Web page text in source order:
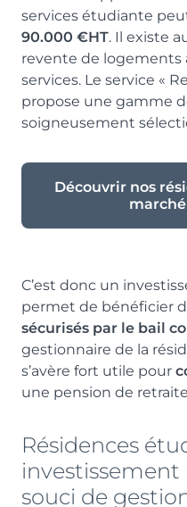
services étudiante
90.000 €HT. Il existe
revente de logements
services. Le service «
propose une gamme
soigneusement
Découvrir nos
C’est donc un
permet de bénéficier
sécurisés par le bail
gestionnaire de la
s’avère fort utile pour
une pension de
Résidences
investissement
souci de